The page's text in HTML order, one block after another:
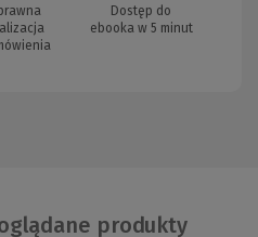
Dostęp do
ebooka w 5 minut
produkty